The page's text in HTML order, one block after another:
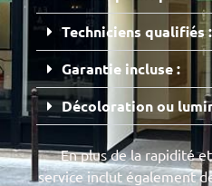
Techniciens qualifiés :
Garantie incluse :
Décoloration ou
En plus de la rapidité
service inclut également